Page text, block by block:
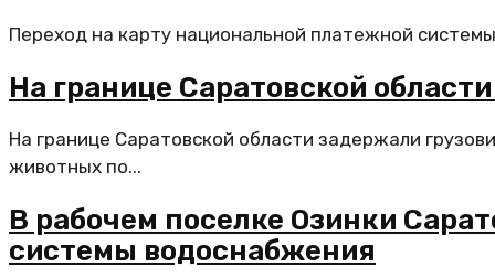
Переход на карту национальной платежной
На границе Саратовской
На границе Саратовской области задержали
животных по...
В рабочем поселке Озинки
системы водоснабжения